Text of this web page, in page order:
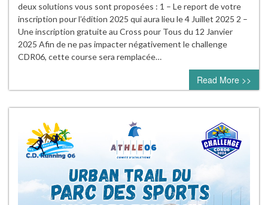
deux solutions vous sont proposées : 1 – Le report de votre
inscription pour l’édition 2025 qui aura lieu le 4 Juillet 2025 2 –
Une inscription gratuite au Cross pour Tous du 12 Janvier
2025 Afin de ne pas impacter négativement le challenge
CDR06, cette course sera remplacée…
Read More >>